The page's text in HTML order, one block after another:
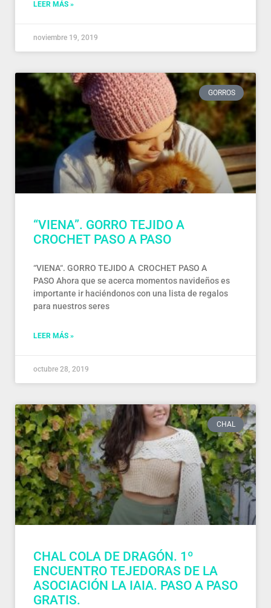
LEER MÁS »
noviembre 19, 2019
GORROS
“VIENA”. GORRO TEJIDO A
CROCHET PASO A PASO
“VIENA“. GORRO TEJIDO A CROCHET PASO A
PASO Ahora que se acerca momentos navideños es
importante ir haciéndonos con una lista de regalos
para nuestros seres
LEER MÁS »
octubre 28, 2019
CHAL
CHAL COLA DE DRAGÓN. 1º
ENCUENTRO TEJEDORAS DE LA
ASOCIACIÓN LA IAIA. PASO A PASO
GRATIS.